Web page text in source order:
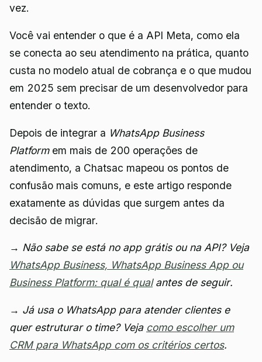
vez.
Você vai entender o que é a API Meta, como ela
se conecta ao seu atendimento na prática, quanto
custa no modelo atual de cobrança e o que mudou
em 2025 sem precisar de um desenvolvedor para
entender o texto.
Depois de integrar a WhatsApp Business
Platformem mais de 200 operações de
atendimento, a Chatsac mapeou os pontos de
confusão mais comuns, e este artigo responde
exatamente as dúvidas que surgem antes da
decisão de migrar.
→ Não sabe se está no app grátis ou na API? Veja
WhatsApp Business, WhatsApp Business App ou
Business Platform: qual é qualantes de seguir.
→ Já usa o WhatsApp para atender clientes e
quer estruturar o time? Veja como escolher um
CRM para WhatsApp com os critérios certos.